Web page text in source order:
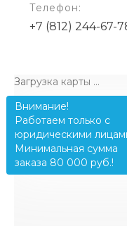
Телефон:
+7 (812) 244-67-
Загрузка карты ...
Внимание!
Работаем только с
юридическими
Минимальная сумма
заказа 80 000 руб.!